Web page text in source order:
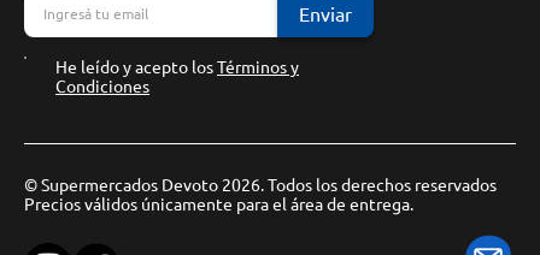
Enviar
He leído y acepto losTérminos y
Condiciones
© Supermercados Devoto 2026. Todos los derechos reservados
Precios válidos únicamente para el área de entrega.